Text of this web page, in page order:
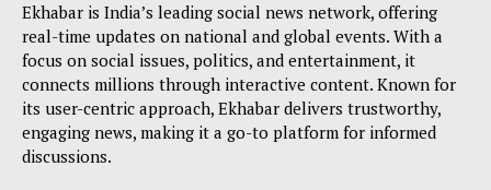
Ekhabar is India’s leading social news network, offering
real-time updates on national and global events. With a
focus on social issues, politics, and entertainment, it
connects millions through interactive content. Known for
its user-centric approach, Ekhabar delivers trustworthy,
engaging news, making it a go-to platform for informed
discussions.